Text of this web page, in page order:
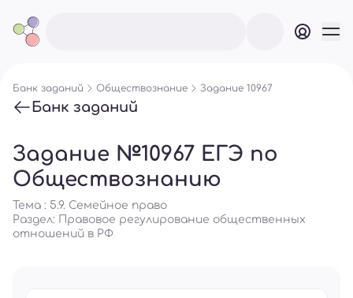
Банк заданий Обществознание Задание 10967
Банк заданий
Задание №10967 ЕГЭ по
Обществознанию
Тема : 5.9. Семейное право
Раздел:
Правовое регулирование общественных
отношений в РФ